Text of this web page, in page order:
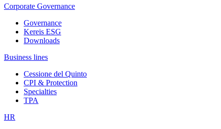
Corporate Governance
Governance
Kereis ESG
Downloads
Business lines
Cessione del Quinto
CPI & Protection
Specialties
TPA
HR